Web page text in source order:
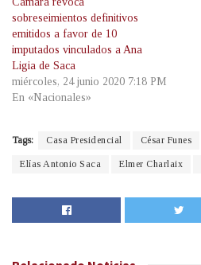
sobreseimientos definitivos
emitidos a favor de 10
imputados vinculados a Ana
Ligia de Saca
miércoles, 24 junio 2020 7:18 PM
En «Nacionales»
Tags: Casa Presidencial César Funes
Elías Antonio Saca Elmer Charlaix